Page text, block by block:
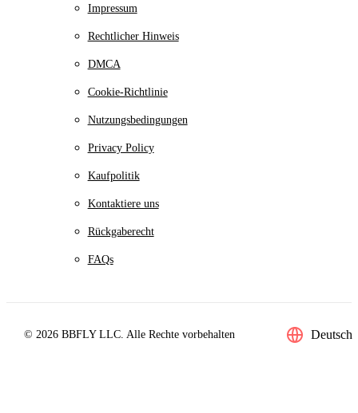
Impressum
Rechtlicher Hinweis
DMCA
Cookie-Richtlinie
Nutzungsbedingungen
Privacy Policy
Kaufpolitik
Kontaktiere uns
Rückgaberecht
FAQs
© 2026 BBFLY LLC. Alle Rechte vorbehalten Deutsch